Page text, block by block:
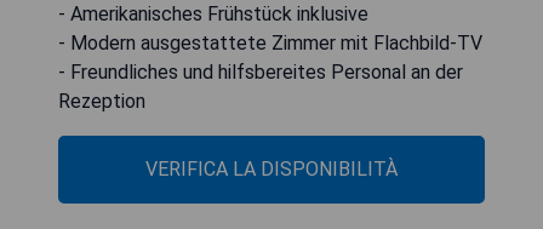
- Amerikanisches Frühstück inklusive
- Modern ausgestattete Zimmer mit Flachbild-TV
- Freundliches und hilfsbereites Personal an der
Rezeption
VERIFICA LA DISPONIBILITÀ